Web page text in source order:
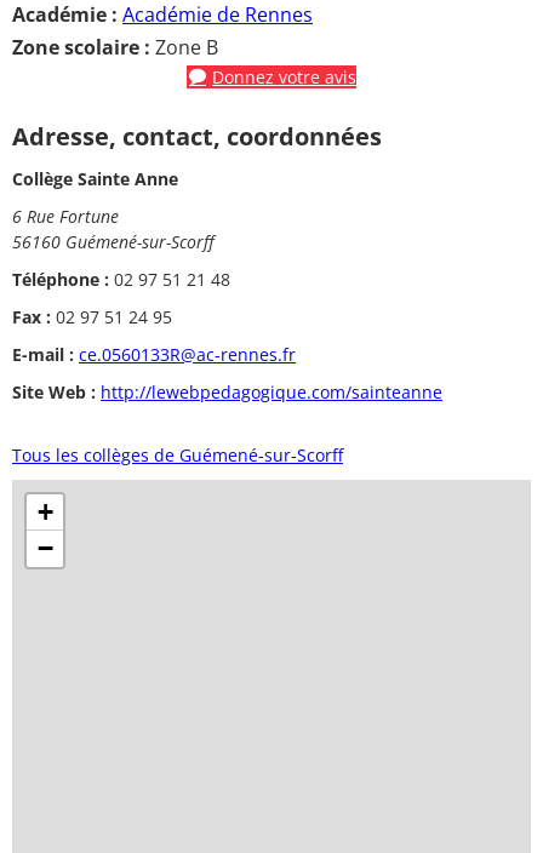
Académie : Académie de Rennes
Zone scolaire : Zone B
Donnez votre avis
Adresse, contact, coordonnées
Collège Sainte Anne
6 Rue Fortune
56160 Guémené-sur-Scorff
Téléphone : 02 97 51 21 48
Fax : 02 97 51 24 95
E-mail : ce.0560133R@ac-rennes.fr
Site Web : http://lewebpedagogique.com/sainteanne
Tous les collèges de Guémené-sur-Scorff
+
−